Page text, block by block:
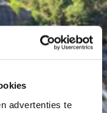
advertenties te